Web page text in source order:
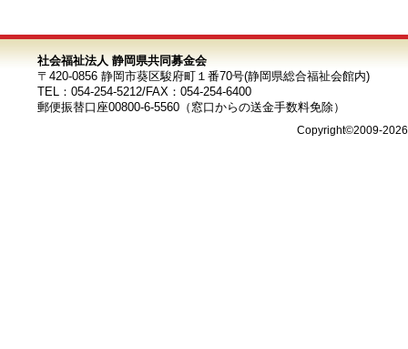
社会福祉法人 静岡県共同募金会
〒420-0856 静岡市葵区駿府町１番70号(静岡県総合福祉会館内)
TEL：054-254-5212/FAX：054-254-6400
郵便振替口座00800-6-5560（窓口からの送金手数料免除）
Copyright©2009-